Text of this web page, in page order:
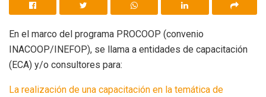
En el marco del programa PROCOOP (convenio
INACOOP/INEFOP), se llama a entidades de capacitación
(ECA) y/o consultores para:
La realización de una capacitación en la temática de